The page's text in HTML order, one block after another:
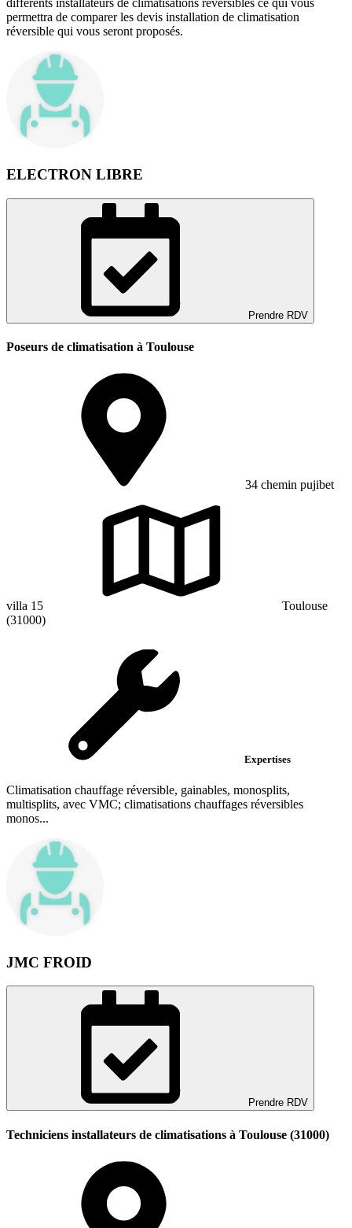
permettra de comparer les devis installation de climatisation
réversible qui vous seront proposés.
ELECTRON LIBRE
Prendre RDV
Poseurs de climatisation à Toulouse
34 chemin pujibet
villa 15
Toulouse
(31000)
Expertises
Climatisation chauffage réversible, gainables, monosplits,
multisplits, avec VMC; climatisations chauffages réversibles
monos...
JMC FROID
Prendre RDV
Techniciens installateurs de climatisations à Toulouse (31000)